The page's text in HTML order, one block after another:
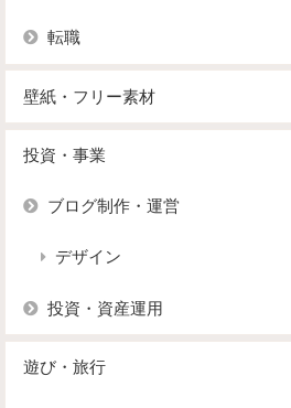
転職
壁紙・フリー素材
投資・事業
ブログ制作・運営
デザイン
投資・資産運用
遊び・旅行